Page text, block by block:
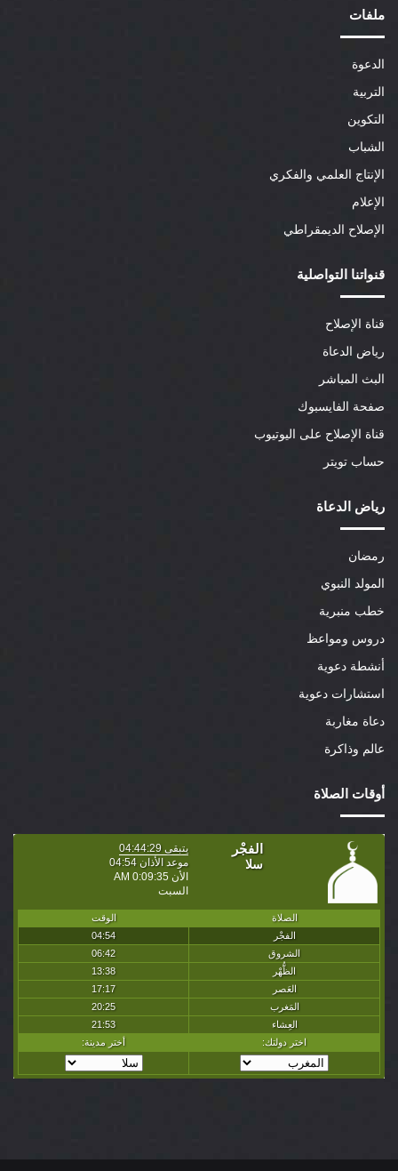
ملفات
الدعوة
التربية
التكوين
الشباب
الإنتاج العلمي والفكري
الإعلام
الإصلاح الديمقراطي
قنواتنا التواصلية
قناة الإصلاح
رياض الدعاة
البث المباشر
صفحة الفايسبوك
قناة الإصلاح على اليوتيوب
حساب تويتر
رياض الدعاة
رمضان
المولد النبوي
خطب منبرية
دروس ومواعظ
أنشطة دعوية
استشارات دعوية
دعاة مغاربة
عالم وذاكرة
أوقات الصلاة